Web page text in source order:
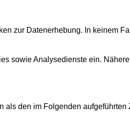
zur Datenerhebung. In keinem
sowie Analysedienste ein.
den im Folgenden aufgeführten